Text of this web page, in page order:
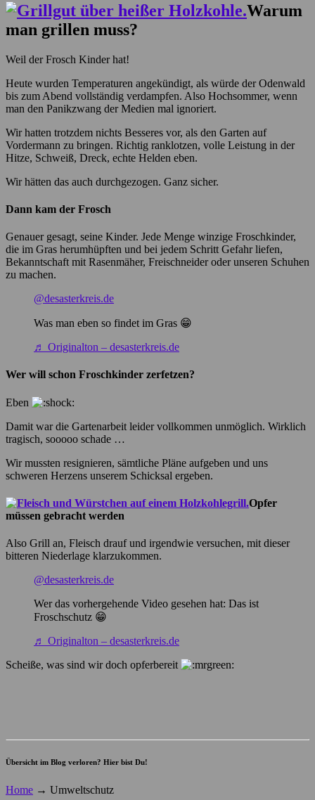
Warum
man grillen muss?
Weil der Frosch Kinder hat!
Heute wurden Temperaturen angekündigt, als würde der Odenwald
bis zum Abend vollständig verdampfen. Also Hochsommer, wenn
man den Panikzwang der Medien mal ignoriert.
Wir hatten trotzdem nichts Besseres vor, als den Garten auf
Vordermann zu bringen. Richtig ranklotzen, volle Leistung in der
Hitze, Schweiß, Dreck, echte Helden eben.
Wir hätten das auch durchgezogen. Ganz sicher.
Dann kam der Frosch
Genauer gesagt, seine Kinder. Jede Menge winzige Froschkinder,
die im Gras herumhüpften und bei jedem Schritt Gefahr liefen,
Bekanntschaft mit Rasenmäher, Freischneider oder unseren Schuhen
zu machen.
@desasterkreis.de
Was man eben so findet im Gras 😁
♬ Originalton – desasterkreis.de
Wer will schon Froschkinder zerfetzen?
Eben
Damit war die Gartenarbeit leider vollkommen unmöglich. Wirklich
tragisch, sooooo schade …
Wir mussten resignieren, sämtliche Pläne aufgeben und uns
schweren Herzens unserem Schicksal ergeben.
Opfer
müssen gebracht werden
Also Grill an, Fleisch drauf und irgendwie versuchen, mit dieser
bitteren Niederlage klarzukommen.
@desasterkreis.de
Wer das vorhergehende Video gesehen hat: Das ist
Froschschutz 😁
♬ Originalton – desasterkreis.de
Scheiße, was sind wir doch opferbereit
Übersicht im Blog verloren? Hier bist Du!
Home → Umweltschutz